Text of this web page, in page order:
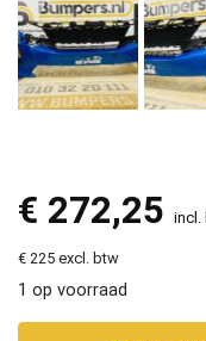
€ 272,25 incl.
€ 225 excl. btw
1 op voorraad